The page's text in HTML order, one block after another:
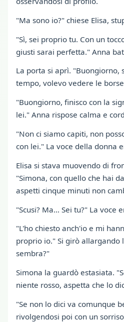
"Ma sono io?" chiese Elisa,
"Sì, sei proprio tu. Con un
giusti sarai perfetta." Anna
La porta si aprì. "Buongiorno,
tempo, volevo vedere le
"Buongiorno, finisco con la
lei." Anna rispose calma e
"Non ci siamo capiti, non
con lei." La voce della donna
Elisa si stava muovendo di
"Simona, con quello che hai
aspetti cinque minuti non
"Scusi? Ma… Sei tu?" La voce
"L'ho chiesto anch'io e mi
proprio io." Si girò allargando
sembra?"
Simona la guardò estasiata.
niente rosso, aspetta che lo
"Se non lo dici va comunque
rivolgendosi poi con un